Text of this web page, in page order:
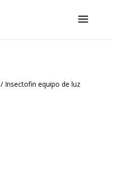
/ Insectofin equipo de luz